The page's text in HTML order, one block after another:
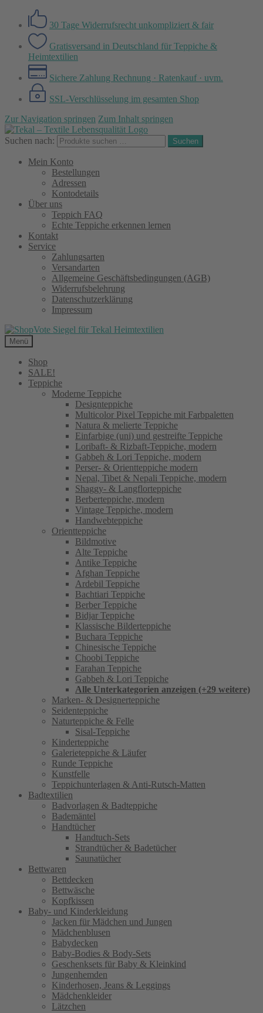
30 Tage Widerrufsrecht unkompliziert & fair
Gratisversand in Deutschland für Teppiche &
Heimtextilien
Sichere Zahlung Rechnung · Ratenkauf · uvm.
SSL-Verschlüsselung im gesamten Shop
Zur Navigation springen Zum Inhalt springen
Suchen nach: Suchen
Mein Konto
Bestellungen
Adressen
Kontodetails
Über uns
Teppich FAQ
Echte Teppiche erkennen lernen
Kontakt
Service
Zahlungsarten
Versandarten
Allgemeine Geschäftsbedingungen (AGB)
Widerrufsbelehrung
Datenschutzerklärung
Impressum
Menü
Shop
SALE!
Teppiche
Moderne Teppiche
Designteppiche
Multicolor Pixel Teppiche mit Farbpaletten
Natura & melierte Teppiche
Einfarbige (uni) und gestreifte Teppiche
Loribaft- & Rizbaft-Teppiche, modern
Gabbeh & Lori Teppiche, modern
Perser- & Orientteppiche modern
Nepal, Tibet & Nepali Teppiche, modern
Shaggy- & Langflorteppiche
Berberteppiche, modern
Vintage Teppiche, modern
Handwebteppiche
Orientteppiche
Bildmotive
Alte Teppiche
Antike Teppiche
Afghan Teppiche
Ardebil Teppiche
Bachtiari Teppiche
Berber Teppiche
Bidjar Teppiche
Klassische Bilderteppiche
Buchara Teppiche
Chinesische Teppiche
Choobi Teppiche
Farahan Teppiche
Gabbeh & Lori Teppiche
Alle Unterkategorien anzeigen (+29 weitere)
Marken- & Designerteppiche
Seidenteppiche
Naturteppiche & Felle
Sisal-Teppiche
Kinderteppiche
Galerieteppiche & Läufer
Runde Teppiche
Kunstfelle
Teppichunterlagen & Anti-Rutsch-Matten
Badtextilien
Badvorlagen & Badteppiche
Bademäntel
Handtücher
Handtuch-Sets
Strandtücher & Badetücher
Saunatücher
Bettwaren
Bettdecken
Bettwäsche
Kopfkissen
Baby- und Kinderkleidung
Jacken für Mädchen und Jungen
Mädchenblusen
Babydecken
Baby-Bodies & Body-Sets
Geschenksets für Baby & Kleinkind
Jungenhemden
Kinderhosen, Jeans & Leggings
Mädchenkleider
Lätzchen